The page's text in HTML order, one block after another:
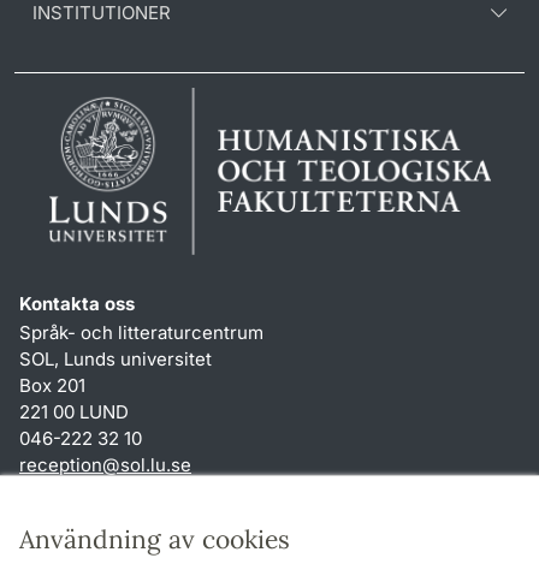
Användning av cookies
INSTITUTIONER
Kontakta oss
Språk- och litteraturcentrum
SOL, Lunds universitet
Box 201
221 00 LUND
046-222 32 10
reception@sol.lu.se
Genvägar